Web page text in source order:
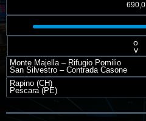
690,0
o
v
Monte Majella – Rifugio Pomilio
San Silvestro – Contrada Casone
Rapino (CH)
Pescara (PE)